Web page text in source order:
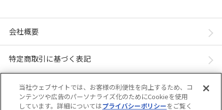
会社概要
特定商取引に基づく表記
個人情報保護方針
当社ウェブサイトでは、お客様の利便性を向上するため、コ
ンテンツや広告のパーソナライズ化のためにCookieを使用
しています。詳細についてはプライバシーポリシーをご覧く